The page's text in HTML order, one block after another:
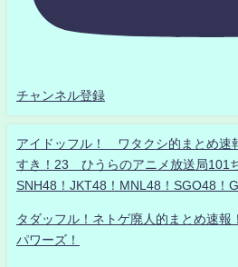
チャンネル登録
アイドッフル！ ワタクシ的まとめ
すき！23 ひうらのアニメ放送局101
SNH48！JKT48！MNL48！SGO48！
タダッフル！ネトゲ廃人的まとめ速報
パワーズ！